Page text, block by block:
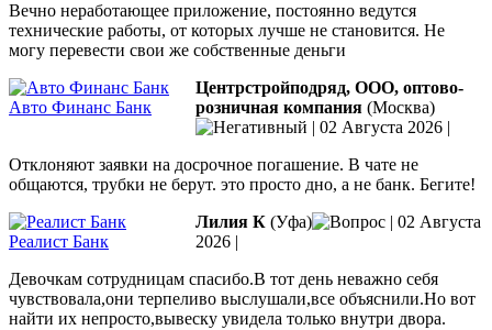
Вечно неработающее приложение, постоянно ведутся
технические работы, от которых лучше не становится. Не
могу перевести свои же собственные деньги
Авто Финанс Банк
Центрстройподряд, ООО, оптово-
розничная компания (Москва)
| 02 Августа 2026 |
Отклоняют заявки на досрочное погашение. В чате не
общаются, трубки не берут. это просто дно, а не банк. Бегите!
Реалист Банк
Лилия К (Уфа) | 02 Августа
2026 |
Девочкам сотрудницам спасибо.В тот день неважно себя
чувствовала,они терпеливо выслушали,все объяснили.Но вот
найти их непросто,вывеску увидела только внутри двора.